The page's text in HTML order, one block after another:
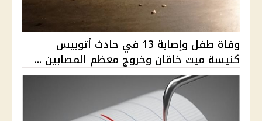
وفاة طفل وإصابة 13 في حادث أتوبيس
كنيسة ميت خاقان وخروج معظم المصابين ...